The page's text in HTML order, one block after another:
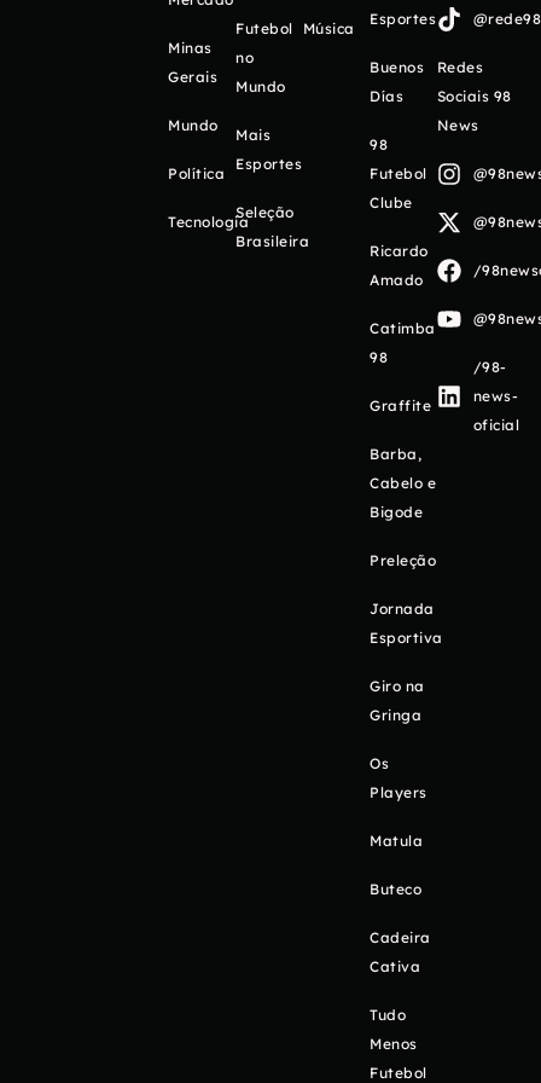
Minas
Gerais
Mundo
Política
Tecnologia
Futebol
no
Mundo
Mais
Esportes
Seleção
Brasileira
Música
Esportes
Buenos
Días
98
Futebol
Clube
Ricardo
Amado
Catimba
98
Graffite
Barba,
Cabelo e
Bigode
Preleção
Jornada
Esportiva
Giro na
Gringa
Os
Players
Matula
Buteco
Cadeira
Cativa
Tudo
Menos
Futebol
Redes
Sociais 98
News
/
/98-
news-
oficial